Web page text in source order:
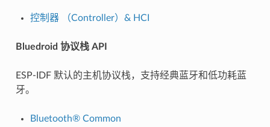
控制器 （Controller）& HCI
Bluedroid 协议栈 API
ESP-IDF 默认的主机协议栈，支持经典蓝牙和低功耗蓝
牙。
Bluetooth® Common